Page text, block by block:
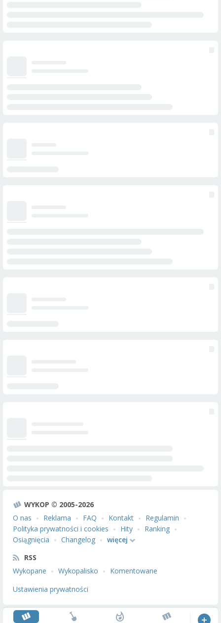
WYKOP © 2005-2026
O nas
Reklama FAQ Kontakt
Regulamin
Polityka prywatności i cookies
Hity
Ranking
Osiągnięcia
Changelog
więcej
RSS
Wykopane
Wykopalisko
Komentowane
Ustawienia prywatności